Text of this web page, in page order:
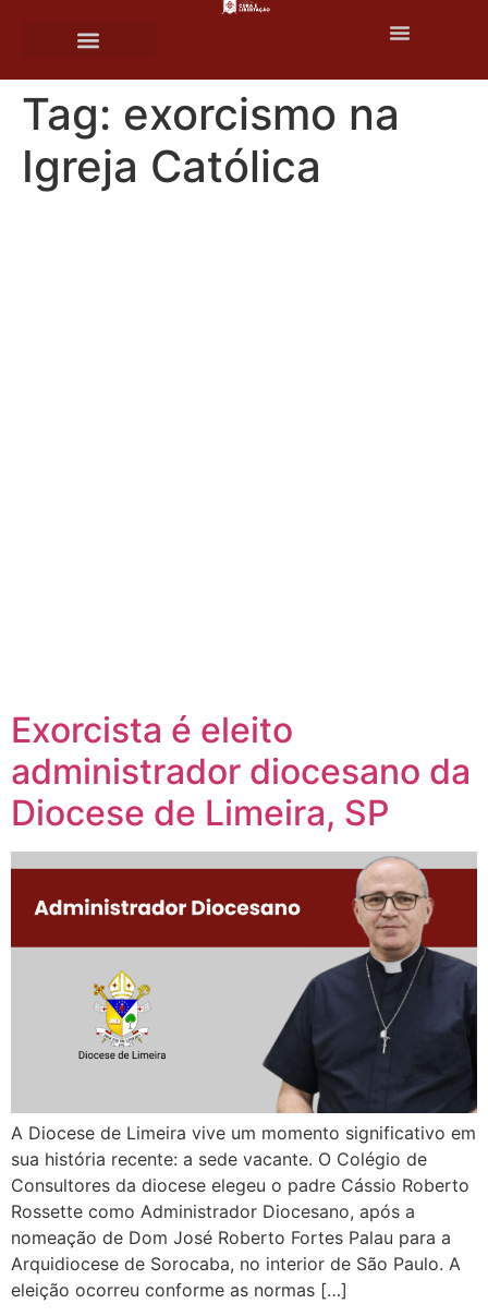
Tag: exorcismo na
Igreja Católica
Exorcista é eleito
administrador diocesano da
Diocese de Limeira, SP
A Diocese de Limeira vive um momento significativo em
sua história recente: a sede vacante. O Colégio de
Consultores da diocese elegeu o padre Cássio Roberto
Rossette como Administrador Diocesano, após a
nomeação de Dom José Roberto Fortes Palau para a
Arquidiocese de Sorocaba, no interior de São Paulo. A
eleição ocorreu conforme as normas […]